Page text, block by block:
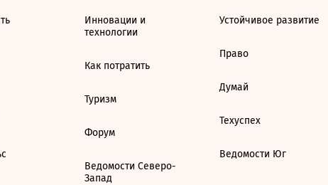
Инновации и
технологии
Как потратить
Туризм
Форум
Ведомости Северо-
Запад
Устойчивое развитие
Право
Думай
Техуспех
Ведомости Юг